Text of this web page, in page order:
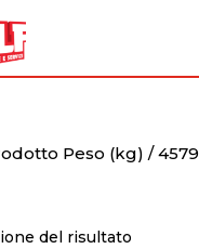
Peso (kg) / 4579
del risultato